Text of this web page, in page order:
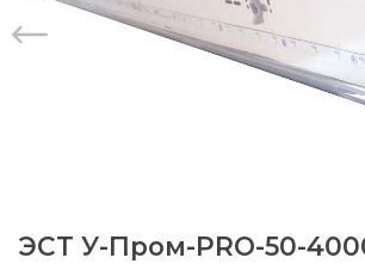
ЭСТ У-Пром-PRO-50-